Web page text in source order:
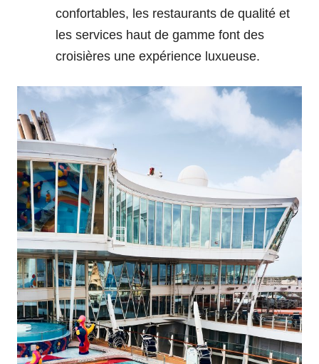
confortables, les restaurants de qualité et
les services haut de gamme font des
croisières une expérience luxueuse.